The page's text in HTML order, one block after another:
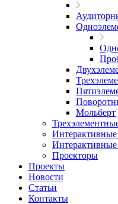
Мольберт
Интерактивные
Проекторы
Проекты
Новости
Статьи
Контакты